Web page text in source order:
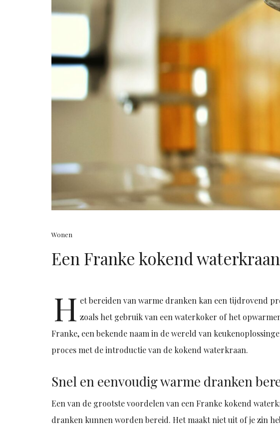
Wonen
Een Franke kokend
H et bereiden van warme dranken kan een tijdrovend
zoals het gebruik van een waterkoker of het
Franke, een bekende naam in de wereld van
proces met de introductie van de kokend waterkraan.
Snel en eenvoudig warme dranken
Een van de grootste voordelen van een Franke kokend
dranken kunnen worden bereid. Het maakt niet uit of je zin